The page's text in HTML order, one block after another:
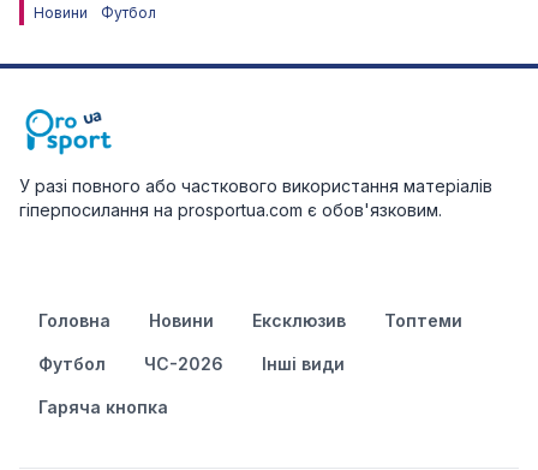
Новини
Футбол
У разі повного або часткового використання матеріалів
гіперпосилання на prosportua.com є обов'язковим.
Головна Новини Ексклюзив Топтеми
Футбол ЧС-2026 Інші види
Гаряча кнопка